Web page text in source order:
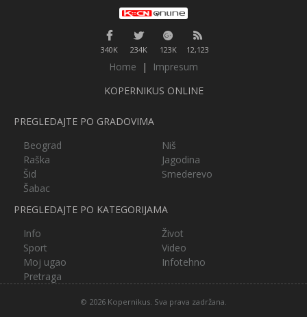
340K 234K 123K 12,123
Home |
Impresum
KOPERNIKUS ONLINE
PREGLEDAJTE PO GRADOVIMA
Beograd
Niš
Raška
Jagodina
Šid
Smederevo
Šabac
PREGLEDAJTE PO KATEGORIJAMA
Info
Život
Sport
Video
Moj ugao
Infotehno
Pretraga
© 2026 Kopernikus. Sva prava zadržana.